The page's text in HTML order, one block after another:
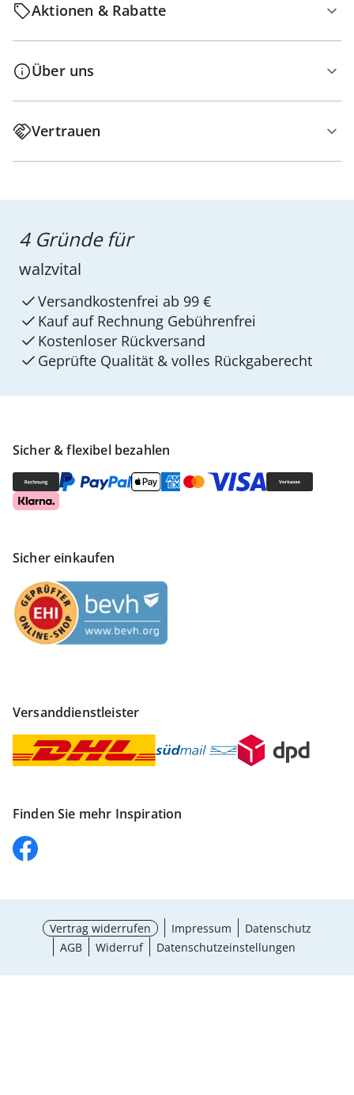
Aktionen & Rabatte
Über uns
Vertrauen
Sicher & flexibel bezahlen
Sicher einkaufen
Versanddienstleister
Finden Sie mehr Inspiration
4 Gründe für
walzvital
Versandkostenfrei ab 99 €
Kauf auf Rechnung Gebührenfrei
Kostenloser Rückversand
Geprüfte Qualität & volles Rückgaberecht
Vertrag widerrufen Impressum
Datenschutz
AGB
Widerruf Datenschutzeinstellungen